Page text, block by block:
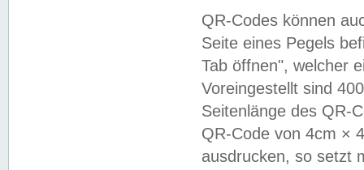
QR-Codes können
Seite eines Pegels
Tab öffnen", welcher
Voreingestellt sind
Seitenlänge des QR-
QR-Code von 4cm ×
ausdrucken, so setzt